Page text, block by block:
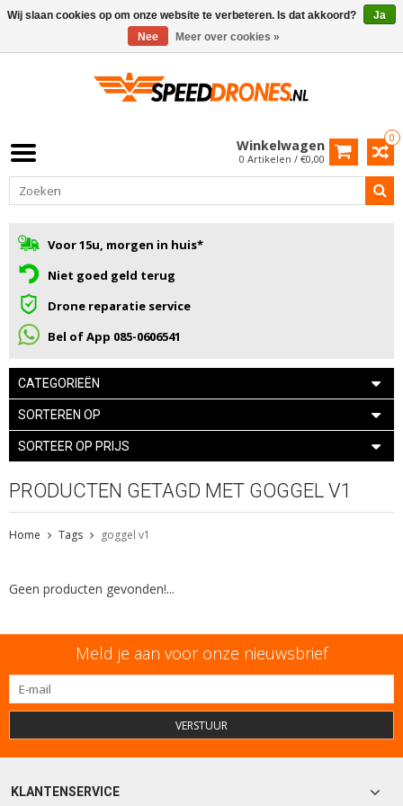
0
Winkelwagen
0 Artikelen / €0,00
Voor 15u, morgen in huis*
Niet goed geld terug
Drone reparatie service
Bel of App 085-0606541
CATEGORIEËN
SORTEREN OP
SORTEER OP PRIJS
PRODUCTEN GETAGD MET GOGGEL V1
Home Tags goggel v1
Geen producten gevonden!...
Meld je aan voor onze nieuwsbrief
VERSTUUR
KLANTENSERVICE
Wij slaan cookies op om onze website te verbeteren. Is dat akkoord?
Ja
Nee
Meer over cookies »